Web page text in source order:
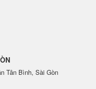
Tân Bình, Sài Gòn